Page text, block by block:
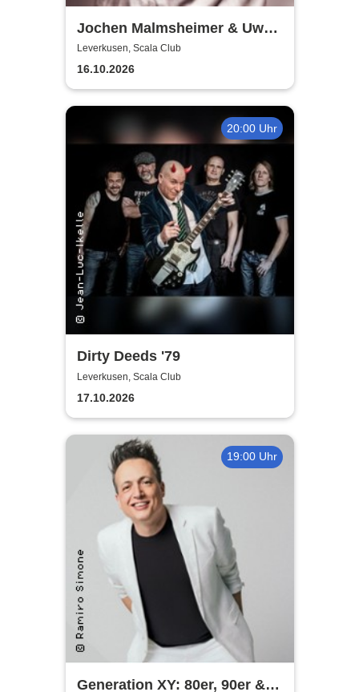
Jochen Malmsheimer & Uwe
Rössler
Leverkusen, Scala Club
16.10.2026
20:00 Uhr
Dirty Deeds '79
Leverkusen, Scala Club
17.10.2026
19:00 Uhr
Generation XY: 80er, 90er &